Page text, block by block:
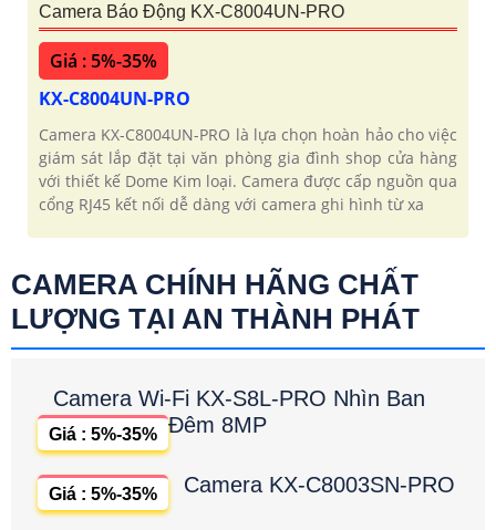
Camera Báo Động KX-C8004UN-PRO
Giá : 5%-35%
KX-C8004UN-PRO
Camera KX-C8004UN-PRO là lựa chọn hoàn hảo cho việc
giám sát lắp đặt tại văn phòng gia đình shop cửa hàng
với thiết kế Dome Kim loại. Camera được cấp nguồn qua
cổng RJ45 kết nối dễ dàng với camera ghi hình từ xa
CAMERA CHÍNH HÃNG CHẤT
LƯỢNG TẠI AN THÀNH PHÁT
Camera Wi-Fi KX-S8L-PRO Nhìn Ban
Đêm 8MP
Giá : 5%-35%
Camera KX-C8003SN-PRO
Giá : 5%-35%